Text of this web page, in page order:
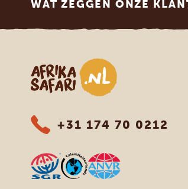
WAT ZEGGEN ONZE
Afrika safari
+31 174 70 0212